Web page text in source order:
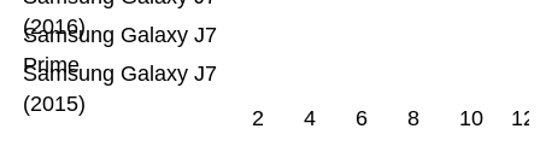
Samsung Galaxy J7
(2015)
Samsung Galaxy J7
Prime
(2016)
2 4 6 8 10 12